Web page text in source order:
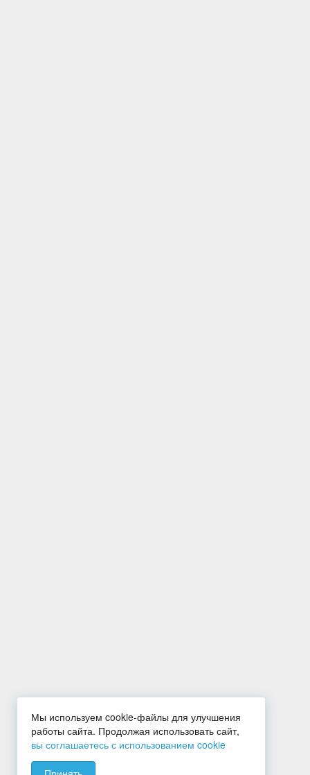
Мы используем cookie-файлы для улучшения
работы сайта. Продолжая использовать сайт,
вы соглашаетесь с использованием cookie